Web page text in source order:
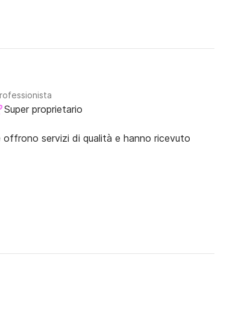
Super proprietario
servizi di qualità e hanno ricevuto